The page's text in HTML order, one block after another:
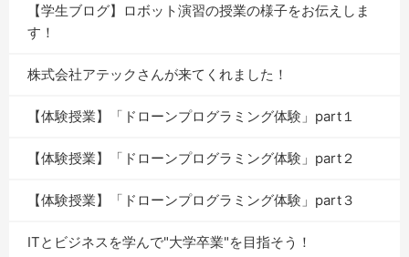
【学生ブログ】ロボット演習の授業の様子をお伝えしま
す！
株式会社アテックさんが来てくれました！
【体験授業】「ドローンプログラミング体験」part１
【体験授業】「ドローンプログラミング体験」part２
【体験授業】「ドローンプログラミング体験」part３
ITとビジネスを学んで"大学卒業"を目指そう！